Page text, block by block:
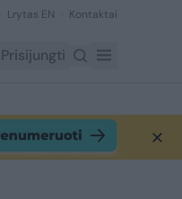
Lrytas EN Kontaktai
Prisijungti